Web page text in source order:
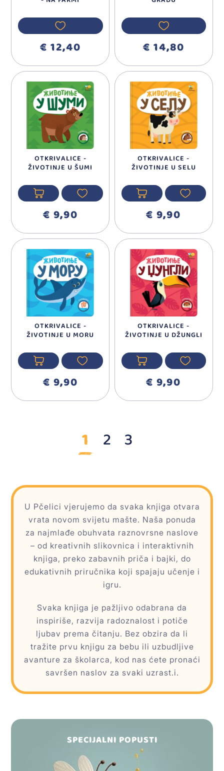
SPECIJALNI POPUSTI
€ 12,40 € 14,80
OTKRIVALICE -
ŽIVOTINJE U ŠUMI
€ 9,90
OTKRIVALICE -
ŽIVOTINJE U SELU
€ 9,90
OTKRIVALICE -
ŽIVOTINJE U MORU
€ 9,90
OTKRIVALICE -
ŽIVOTINJE U DŽUNGLI
€ 9,90
1 2 3
U Pčelici vjerujemo da svaka knjiga otvara
vrata novom svijetu mašte. Naša ponuda
za najmlađe obuhvata raznovrsne naslove
– od kreativnih slikovnica i interaktivnih
knjiga, preko zabavnih priča i bajki, do
edukativnih priručnika koji spajaju učenje i
igru.
Svaka knjiga je pažljivo odabrana da
inspiriše, razvija radoznalost i potiče
ljubav prema čitanju. Bez obzira da li
tražite prvu knjigu za bebu ili uzbudljive
avanture za školarca, kod nas ćete pronaći
savršen naslov za svaki uzrast.i.